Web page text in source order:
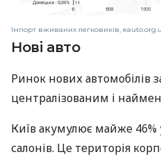
Імпорт вживаних легковиків,
Нові авто
Ринок нових автомобілів
централізованим і
Київ акумулює майже 46%
салонів. Це територія